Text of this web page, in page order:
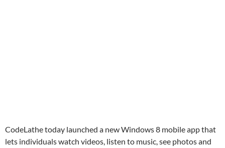
CodeLathe today launched a new Windows 8 mobile app that
lets individuals watch videos, listen to music, see photos and